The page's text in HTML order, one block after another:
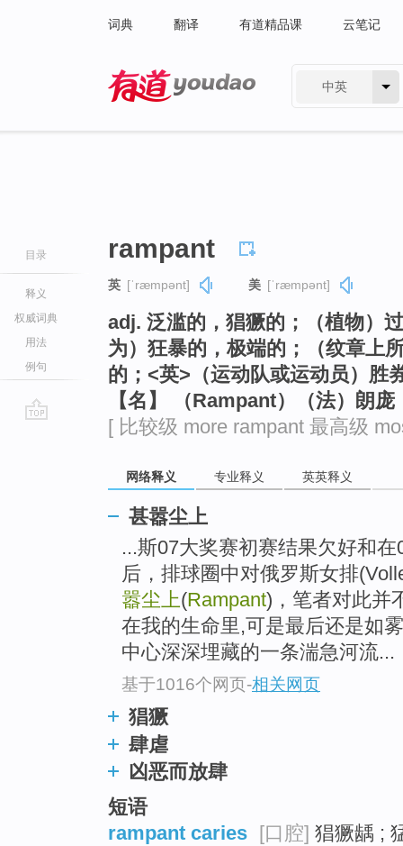
词典 翻译 有道精品课 云笔记
中英
目录
释义
权威词典
用法
例句
rampant
英 [ˈræmpənt] 美 [ˈræmpənt]
adj. 泛滥的，猖獗的；（植物）
为）狂暴的，极端的；（纹章上
的；<英>（运动队或运动员）胜
【名】 （Rampant）（法）朗庞
[ 比较级 more rampant 最高级
网络释义 专业释义 英英释义
甚嚣尘上
...斯07大奖赛初赛结果欠好和
后，排球圈中对俄罗斯女排
嚣尘上(Rampant)，笔者对此并
在我的生命里,可是最后还是如
中心深深埋藏的一条湍急河流...
基于1016个网页-相关网页
猖獗
肆虐
凶恶而放肆
短语
rampant caries [口腔] 猖獗龋 ;